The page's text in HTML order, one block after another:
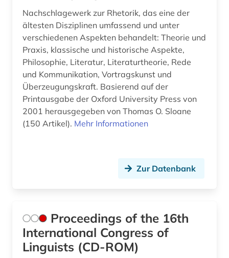
Nachschlagewerk zur Rhetorik, das eine der
ältesten Disziplinen umfassend und unter
verschiedenen Aspekten behandelt: Theorie und
Praxis, klassische und historische Aspekte,
Philosophie, Literatur, Literaturtheorie, Rede
und Kommunikation, Vortragskunst und
Überzeugungskraft. Basierend auf der
Printausgabe der Oxford University Press von
2001 herausgegeben von Thomas O. Sloane
(150 Artikel). Mehr Informationen
Zur Datenbank
Proceedings of the 16th
International Congress of
Linguists (CD-ROM)